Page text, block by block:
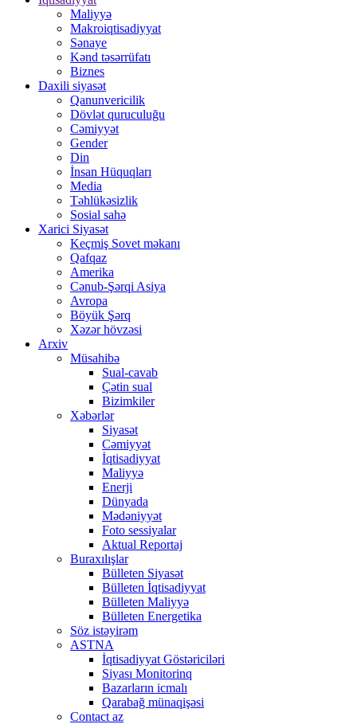
Maliyyə
Makroiqtisadiyyat
Sənaye
Kənd təsərrüfatı
Biznes
Daxili siyasət
Qanunvericilik
Dövlət quruculuğu
Cəmiyyət
Gender
Din
İnsan Hüquqları
Media
Təhlükəsizlik
Sosial sahə
Xarici Siyasət
Keçmiş Sovet məkanı
Qafqaz
Amerika
Cənub-Şərqi Asiya
Avropa
Böyük Şərq
Xəzər hövzəsi
Arxiv
Müsahibə
Sual-cavab
Çətin sual
Bizimkiler
Xəbərlər
Siyasət
Cəmiyyət
İqtisadiyyat
Maliyyə
Enerji
Dünyada
Mədəniyyət
Foto sessiyalar
Aktual Reportaj
Buraxılışlar
Bülleten Siyasət
Bülleten İqtisadiyyat
Bülleten Maliyyə
Bülleten Energetika
Söz istəyirəm
ASTNA
İqtisadiyyat Göstəriciləri
Siyası Monitorinq
Bazarların icmalı
Qarabağ münaqişəsi
Contact az